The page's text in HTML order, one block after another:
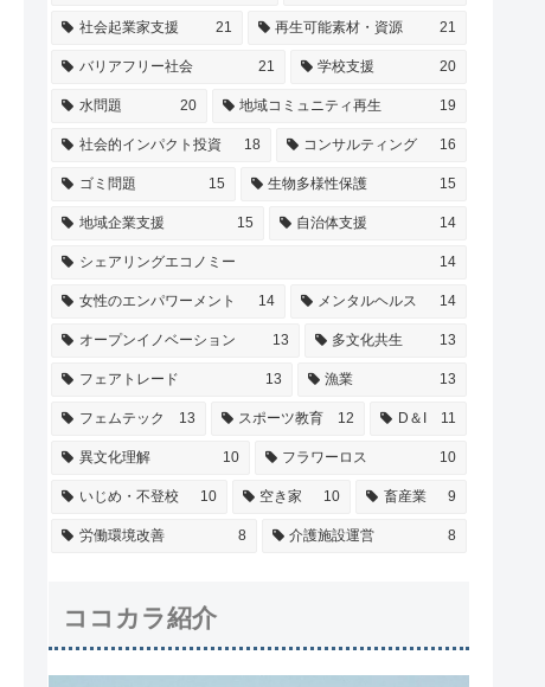
社会起業家支援 21 再生可能素材・資源 21
バリアフリー社会 21 学校支援 20
水問題 20 地域コミュニティ再生 19
社会的インパクト投資 18 コンサルティング 16
ゴミ問題 15 生物多様性保護 15
地域企業支援 15 自治体支援 14
シェアリングエコノミー 14
女性のエンパワーメント 14 メンタルヘルス 14
オープンイノベーション 13 多文化共生 13
フェアトレード 13 漁業 13
フェムテック 13 スポーツ教育 12 D＆I 11
異文化理解 10 フラワーロス 10
いじめ・不登校 10 空き家 10 畜産業 9
労働環境改善 8 介護施設運営 8
ココカラ紹介